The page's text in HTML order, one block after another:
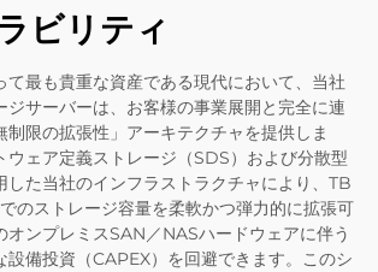
ビリティ
て最も貴重な資産である現代において、当社
ジサーバーは、お客様の事業展開と完全に連
制限の拡張性」アーキテクチャを提供しま
ウェア定義ストレージ（SDS）および分散型
した当社のインフラストラクチャにより、TB
のストレージ容量を柔軟かつ弾力的に拡張可
オンプレミスSAN／NASハードウェアに伴う
設備投資（CAPEX）を回避できます。このシ